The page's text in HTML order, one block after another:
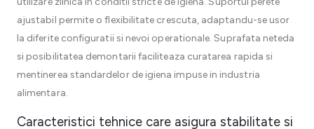
ajustabil permite o flexibilitate crescuta, adaptandu-se usor
la diferite configuratii si nevoi operationale. Suprafata neteda
si posibilitatea demontarii faciliteaza curatarea rapida si
mentinerea standardelor de igiena impuse in industria
alimentara.
Caracteristici tehnice care asigura stabilitate si